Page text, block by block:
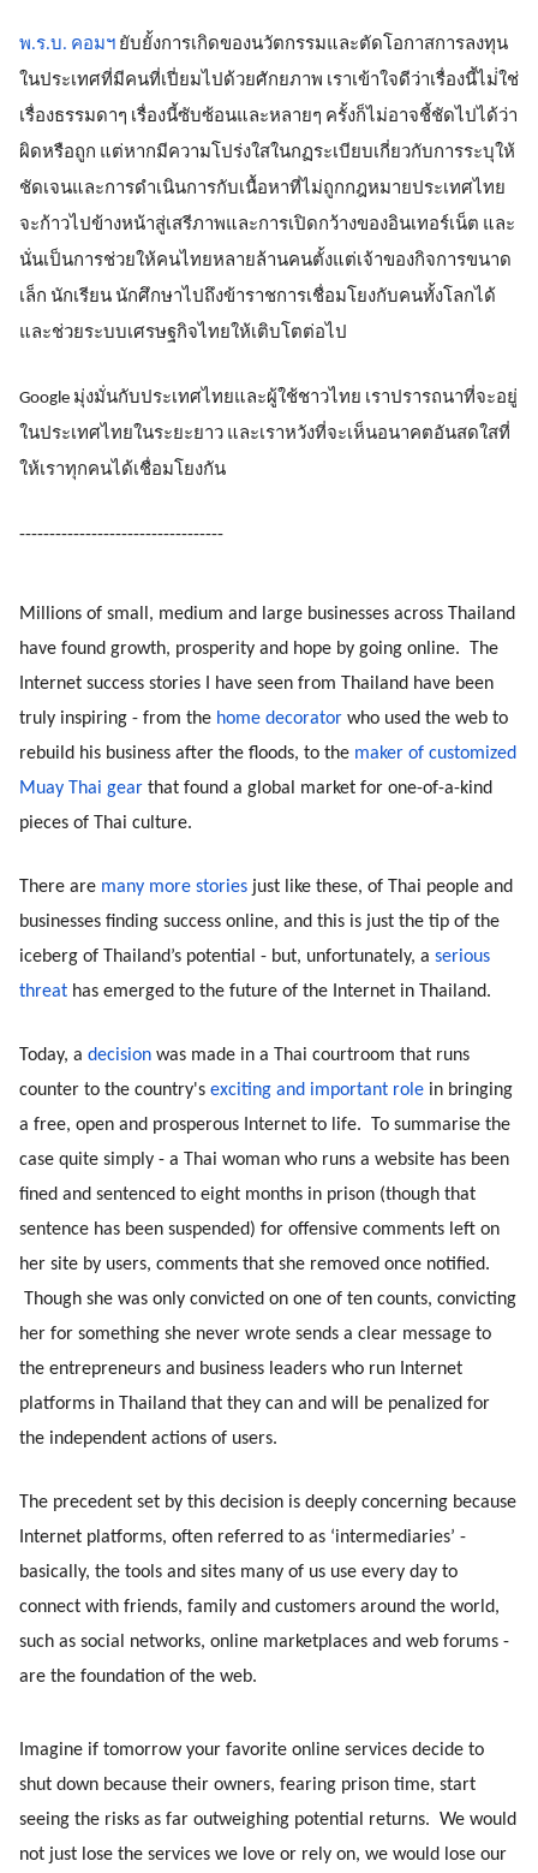
พ.ร.บ. คอมฯ​ ยับยั้งการเกิดของนวัตกรรมและตัดโอกาสการลงทุน
ในประเทศที่มีคนที่เปี่ยมไปด้วยศักยภาพ เราเข้าใจดีว่าเรื่องนี้ไม่่ใช่
เรื่องธรรมดาๆ เรื่องนี้ซับซ้อนและหลายๆ ครั้งก็ไม่อาจชี้ชัดไปได้ว่า
ผิดหรือถูก แต่หากมีความโปร่งใสในกฏระเบียบเกี่ยวกับการระบุให้
ชัดเจนและการดำเนินการกับเนื้อหาที่ไม่ถูกกฎหมายประเทศไทย
จะก้าวไปข้างหน้าสู่เสรีภาพและการเปิดกว้างของอินเทอร์เน็ต และ
นั่นเป็นการช่วยให้คนไทยหลายล้านคนตั้งแต่เจ้าของกิจการขนาด
เล็ก นักเรียน นักศึกษาไปถึงข้าราชการเชื่อมโยงกับคนทั้งโลกได้
และช่วยระบบเศรษฐกิจไทยให้เติบโตต่อไป
Google มุ่งมั่นกับประเทศไทยและผู้ใช้ชาวไทย เราปรารถนาที่จะอยู่
ในประเทศไทยในระยะยาว และเราหวังที่จะเห็นอนาคตอันสดใสที่
ให้เราทุกคนได้เชื่อมโยงกัน
----------------------------------
Millions of small, medium and large businesses across Thailand
have found growth, prosperity and hope by going online.  The
Internet success stories I have seen from Thailand have been
truly inspiring - from the home decorator who used the web to
rebuild his business after the floods, to the maker of customized
Muay Thai gear that found a global market for one-of-a-kind
pieces of Thai culture.
There are many more stories just like these, of Thai people and
businesses finding success online, and this is just the tip of the
iceberg of Thailand’s potential - but, unfortunately, a serious
threat has emerged to the future of the Internet in Thailand.
Today, a decision was made in a Thai courtroom that runs
counter to the country's exciting and important role in bringing
a free, open and prosperous Internet to life.  To summarise the
case quite simply - a Thai woman who runs a website has been
fined and sentenced to eight months in prison (though that
sentence has been suspended) for offensive comments left on
her site by users, comments that she removed once notified.
Though she was only convicted on one of ten counts, convicting
her for something she never wrote sends a clear message to
the entrepreneurs and business leaders who run Internet
platforms in Thailand that they can and will be penalized for
the independent actions of users.
The precedent set by this decision is deeply concerning because
Internet platforms, often referred to as ‘intermediaries’ -
basically, the tools and sites many of us use every day to
connect with friends, family and customers around the world,
such as social networks, online marketplaces and web forums -
are the foundation of the web.
Imagine if tomorrow your favorite online services decide to
shut down because their owners, fearing prison time, start
seeing the risks as far outweighing potential returns.  We would
not just lose the services we love or rely on, we would lose our